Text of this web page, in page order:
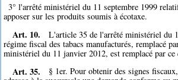
3° l'arrêté ministériel du 11 septembre 1999
apposer sur les produits soumis à écotaxe.
Art. 10.
L'article 35 de l'arrêté ministériel du
régime fiscal des tabacs manufacturés, remplacé
ministériel du 11 janvier 2012, est remplacé par
Art. 35.
§ 1er. Pour obtenir des signes